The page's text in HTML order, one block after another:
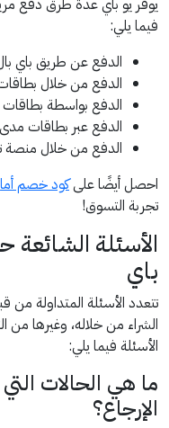
يوفر يو باي عدة طرق دفع
فيما يلي:
الدفع عن طريق باي
الدفع من خلال
الدفع بواسطة بطاقات
الدفع عبر بطاقات
الدفع من خلال منصة
احصل أيضًا علىكود خصم
تجربة التسوق!
الأسئلة
باي
تتعدد الأسئلة المتداولة من
الشراء من خلاله، وغيرها
الأسئلة فيما يلي:
ما هي الحالات
الإرجاع؟